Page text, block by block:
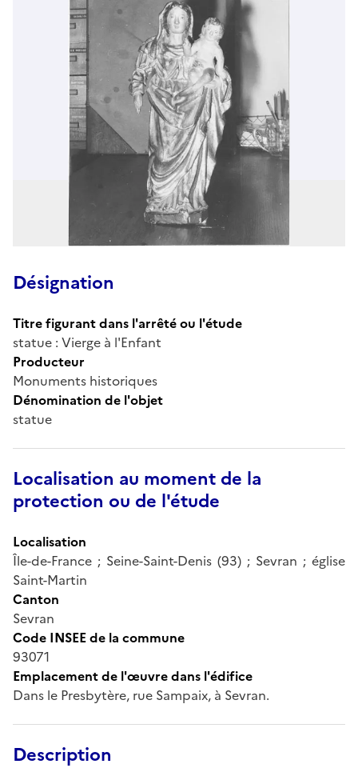
Désignation
Titre figurant dans l'arrêté ou l'étude
statue : Vierge à l'Enfant
Producteur
Monuments historiques
Dénomination de l'objet
statue
Localisation au moment de la
protection ou de l'étude
Localisation
Île-de-France ; Seine-Saint-Denis (93) ; Sevran ; église
Saint-Martin
Canton
Sevran
Code INSEE de la commune
93071
Emplacement de l'œuvre dans l'édifice
Dans le Presbytère, rue Sampaix, à Sevran.
Description